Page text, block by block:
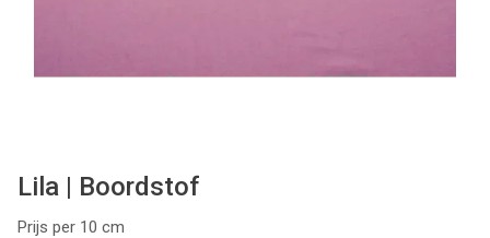
Lila | Boordstof
Prijs per 10 cm